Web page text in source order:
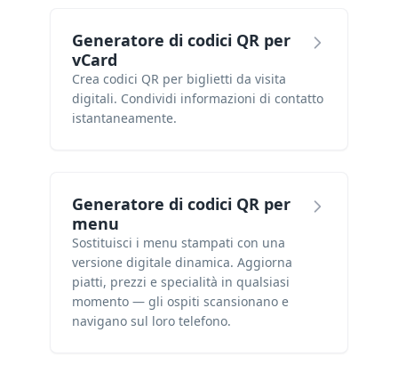
Generatore di codici QR per
vCard
Crea codici QR per biglietti da visita
digitali. Condividi informazioni di contatto
istantaneamente.
Generatore di codici QR per
menu
Sostituisci i menu stampati con una
versione digitale dinamica. Aggiorna
piatti, prezzi e specialità in qualsiasi
momento — gli ospiti scansionano e
navigano sul loro telefono.